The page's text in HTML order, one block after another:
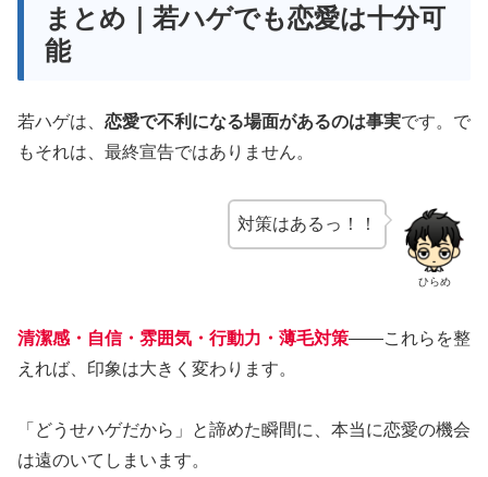
まとめ｜若ハゲでも恋愛は十分可
能
若ハゲは、 恋愛で不利になる場面があるのは事実です。で
もそれは、最終宣告ではありません。
ひらめ
対策はあるっ！！
清潔感・自信・雰囲気・行動力・薄毛対策——これらを整
えれば、印象は大きく変わります。
「どうせハゲだから」と諦めた瞬間に、本当に恋愛の機会
は遠のいてしまいます。